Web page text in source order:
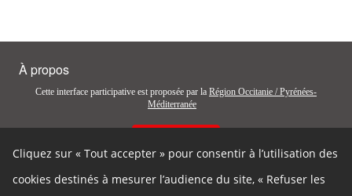
Cliquez sur « Tout accepter » pour consentir à l’utilisation des
cookies destinés à mesurer l’audience du site, « Refuser les
À propos
Cette interface participative est proposée par la Région Occitanie / Pyrénées-
Méditerranée
Autres liens
Cookies Gestion des cookies